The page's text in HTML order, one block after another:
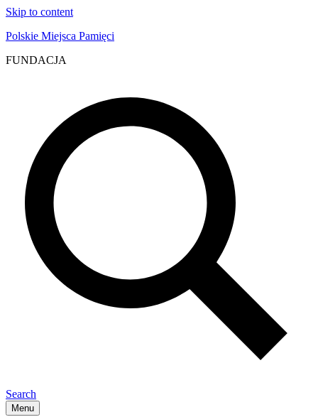
Skip to content
Polskie Miejsca Pamięci
FUNDACJA
Search
Menu